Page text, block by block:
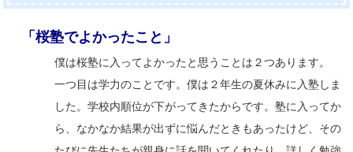
「桜塾でよかったこと」
僕は桜塾に入ってよかったと思うことは２つあります。
一つ目は学力のことです。僕は２年生の夏休みに入塾しま
した。学校内順位が下がってきたからです。塾に入ってか
ら、なかなか結果が出ずに悩んだときもあったけど、その